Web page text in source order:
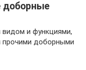
доборные
и функциями,
доборными